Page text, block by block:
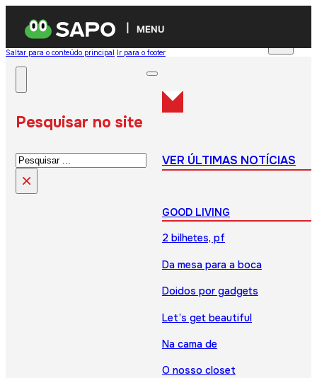
MENU
Saltar para o conteúdo principal Ir para o footer
Pesquisar no site
Pesquisar
×
VER ÚLTIMAS NOTÍCIAS
GOOD LIVING
2 bilhetes, pf
Da mesa para a boca
Doidos por gadgets
Let’s get beautiful
Na cama de
O nosso closet